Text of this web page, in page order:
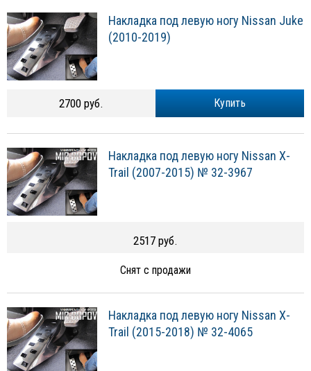
Накладка под левую ногу Nissan Juke
(2010-2019)
Купить
2700 руб.
Накладка под левую ногу Nissan X-
Trail (2007-2015) № 32-3967
2517 руб.
Снят с продажи
Накладка под левую ногу Nissan X-
Trail (2015-2018) № 32-4065